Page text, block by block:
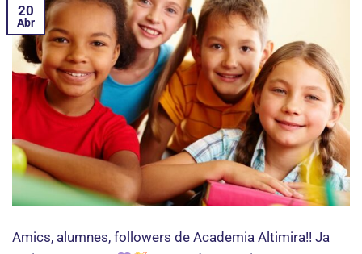
20
Abr
Amics, alumnes, followers de Academia Altimira!! Ja